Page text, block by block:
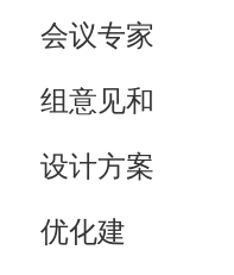
会议专家
组意见和
设计方案
优化建